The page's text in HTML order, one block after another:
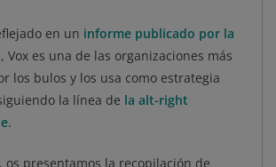
en un informe publicado por la
, Vox es una de las organizaciones más
los bulos y los usa como estrategia
la línea de la alt-right
.
os presentamos la recopilación de